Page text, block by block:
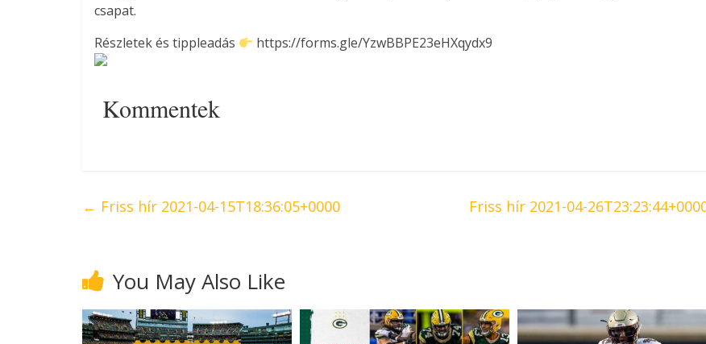
csapat.
Részletek és tippleadás
https://forms.gle/YzwBBPE23eHXqydx9
Kommentek
← Friss hír 2021-04-15T18:36:05+0000 Friss hír 2021-04-
You May Also Like